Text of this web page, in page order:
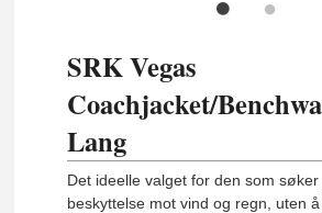
SRK Vegas
Coachjacket/
Lang
Det ideelle valget for den som søker
beskyttelse mot vind og regn, uten